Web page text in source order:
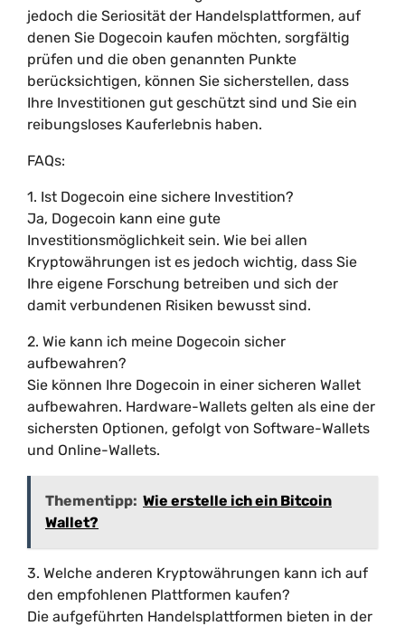
jedoch die Seriosität der Handelsplattformen, auf
denen Sie Dogecoin kaufen möchten, sorgfältig
prüfen und die oben genannten Punkte
berücksichtigen, können Sie sicherstellen, dass
Ihre Investitionen gut geschützt sind und Sie ein
reibungsloses Kauferlebnis haben.
FAQs:
1. Ist Dogecoin eine sichere Investition?
Ja, Dogecoin kann eine gute
Investitionsmöglichkeit sein. Wie bei allen
Kryptowährungen ist es jedoch wichtig, dass Sie
Ihre eigene Forschung betreiben und sich der
damit verbundenen Risiken bewusst sind.
2. Wie kann ich meine Dogecoin sicher
aufbewahren?
Sie können Ihre Dogecoin in einer sicheren Wallet
aufbewahren. Hardware-Wallets gelten als eine der
sichersten Optionen, gefolgt von Software-Wallets
und Online-Wallets.
Thementipp: Wie erstelle ich ein Bitcoin
Wallet?
3. Welche anderen Kryptowährungen kann ich auf
den empfohlenen Plattformen kaufen?
Die aufgeführten Handelsplattformen bieten in der